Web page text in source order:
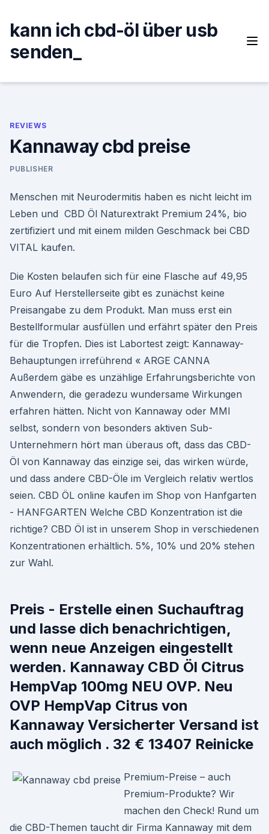
content
kann ich cbd-öl über usb
senden_
REVIEWS
Kannaway cbd preise
PUBLISHER
Menschen mit Neurodermitis haben es nicht leicht im
Leben und CBD Öl Naturextrakt Premium 24%, bio
zertifiziert und mit einem milden Geschmack bei CBD
VITAL kaufen.
Die Kosten belaufen sich für eine Flasche auf 49,95
Euro Auf Herstellerseite gibt es zunächst keine
Preisangabe zu dem Produkt. Man muss erst ein
Bestellformular ausfüllen und erfährt später den Preis
für die Tropfen. Dies ist Labortest zeigt: Kannaway-
Behauptungen irreführend « ARGE CANNA
Außerdem gäbe es unzählige Erfahrungsberichte von
Anwendern, die geradezu wundersame Wirkungen
erfahren hätten. Nicht von Kannaway oder MMI
selbst, sondern von besonders aktiven Sub-
Unternehmern hört man überaus oft, dass das CBD-
Öl von Kannaway das einzige sei, das wirken würde,
und dass andere CBD-Öle im Vergleich relativ wertlos
seien. CBD ÖL online kaufen im Shop von Hanfgarten
- HANFGARTEN Welche CBD Konzentration ist die
richtige? CBD Öl ist in unserem Shop in verschiedenen
Konzentrationen erhältlich. 5%, 10% und 20% stehen
zur Wahl.
Preis - Erstelle einen Suchauftrag
und lasse dich benachrichtigen,
wenn neue Anzeigen eingestellt
werden. Kannaway CBD Öl Citrus
HempVap 100mg NEU OVP. Neu
OVP HempVap Citrus von
Kannaway Versicherter Versand ist
auch möglich . 32 € 13407 Reinicke
Premium-Preise – auch
Premium-Produkte? Wir
machen den Check! Rund um
die CBD-Themen taucht dir Firma Kannaway mit dem